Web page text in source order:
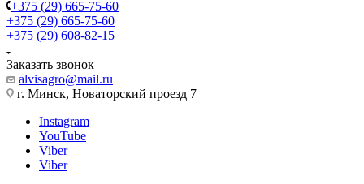
+375 (29) 665-75-60
+375 (29) 665-75-60
+375 (29) 608-82-15
Заказать звонок
alvisagro@mail.ru
г. Минск, Новаторский проезд 7
Instagram
YouTube
Viber
Viber